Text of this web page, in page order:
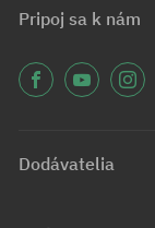
Pripoj sa k nám
Dodávatelia